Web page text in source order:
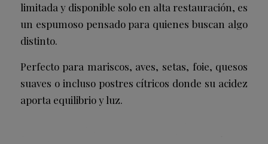
limitada y disponible solo en alta restauración, es
un espumoso pensado para quienes buscan algo
distinto.
Perfecto para mariscos, aves, setas, foie, quesos
suaves o incluso postres cítricos donde su acidez
aporta equilibrio y luz.